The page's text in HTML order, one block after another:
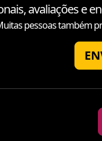
avaliações e
pessoas também